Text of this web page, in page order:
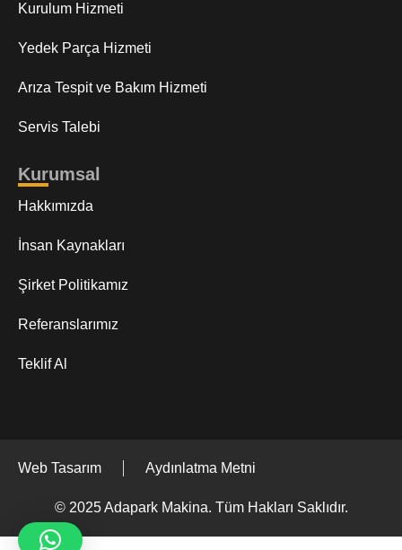
Kurulum Hizmeti
Yedek Parça Hizmeti
Arıza Tespit ve Bakım Hizmeti
Servis Talebi
Kurumsal
Hakkımızda
İnsan Kaynakları
Şirket Politikamız
Referanslarımız
Teklif Al
Web Tasarım Aydınlatma Metni
© 2025 Adapark Makina. Tüm Hakları Saklıdır.